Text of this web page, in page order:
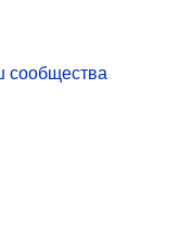
сообщества